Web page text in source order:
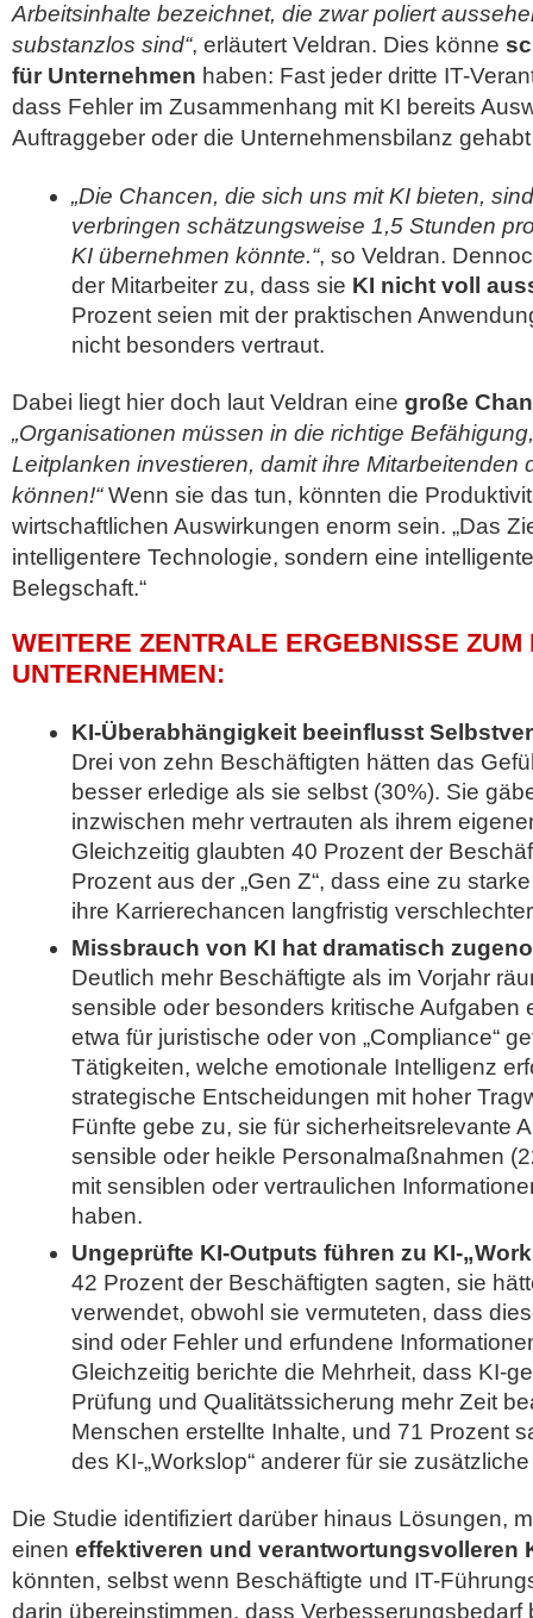
Arbeitsinhalte bezeichnet, die zwar poliert
substanzlos sind“, erläutert Veldran. Dies könne
für Unternehmen haben: Fast jeder dritte IT-
dass Fehler im Zusammenhang mit KI bereits
Auftraggeber oder die Unternehmensbilanz
„Die Chancen, die sich uns mit KI bieten,
verbringen schätzungsweise 1,5 Stunden
KI übernehmen könnte.“, so Veldran.
der Mitarbeiter zu, dass sie KI nicht voll
Prozent seien mit der praktischen
nicht besonders vertraut.
Dabei liegt hier doch laut Veldran eine große
„Organisationen müssen in die richtige
Leitplanken investieren, damit ihre Mitarbeitenden
können!“Wenn sie das tun, könnten die
wirtschaftlichen Auswirkungen enorm sein. „Das
intelligentere Technologie, sondern eine
Belegschaft.“
WEITERE ZENTRALE ERGEBNISSE ZUM
UNTERNEHMEN:
KI-Überabhängigkeit beeinflusst
Drei von zehn Beschäftigten hätten das
besser erledige als sie selbst (30%). Sie
inzwischen mehr vertrauten als ihrem
Gleichzeitig glaubten 40 Prozent der
Prozent aus der „Gen Z“, dass eine zu
ihre Karrierechancen langfristig
Missbrauch von KI hat dramatisch
Deutlich mehr Beschäftigte als im Vorjahr
sensible oder besonders kritische Aufgaben
etwa für juristische oder von „Compliance“
Tätigkeiten, welche emotionale Intelligenz
strategische Entscheidungen mit hoher
Fünfte gebe zu, sie für sicherheitsrelevante
sensible oder heikle Personalmaßnahmen
mit sensiblen oder vertraulichen
haben.
Ungeprüfte KI-Outputs führen zu KI-
42 Prozent der Beschäftigten sagten, sie
verwendet, obwohl sie vermuteten, dass
sind oder Fehler und erfundene
Gleichzeitig berichte die Mehrheit, dass KI-
Prüfung und Qualitätssicherung mehr Zeit
Menschen erstellte Inhalte, und 71 Prozent
des KI-„Workslop“ anderer für sie
Die Studie identifiziert darüber hinaus Lösungen,
einen effektiveren und verantwortungsvolleren
könnten, selbst wenn Beschäftigte und IT-
darin übereinstimmen, dass Verbesserungsbedarf